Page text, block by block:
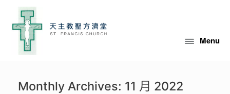
content
Menu
Monthly Archives: 11 月 2022